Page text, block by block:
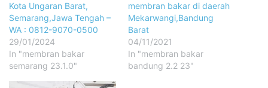
Kota Ungaran Barat,
Semarang,Jawa Tengah –
WA : 0812-9070-0500
29/01/2024
In "membran bakar
semarang 23.1.0"
membran bakar di daerah
Mekarwangi,Bandung
Barat
04/11/2021
In "membran bakar
bandung 2.2 23"